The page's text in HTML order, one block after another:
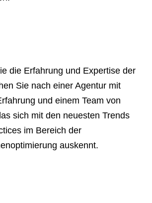
die Erfahrung und Expertise der
Sie nach einer Agentur mit
und einem Team von
sich mit den neuesten Trends
im Bereich der
auskennt.